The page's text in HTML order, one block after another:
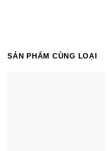
Bếp đôi điện từ hồng ngoại
SẢN PHẨM CÙNG LOẠI